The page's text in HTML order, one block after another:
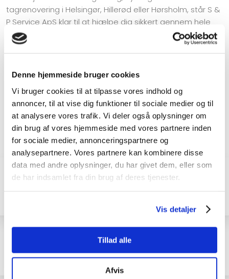
Denne hjemmeside bruger cookies
Vi bruger cookies til at tilpasse vores indhold og
annoncer, til at vise dig funktioner til sociale medier og til
at analysere vores trafik. Vi deler også oplysninger om
din brug af vores hjemmeside med vores partnere inden
for sociale medier, annonceringspartnere og
analysepartnere. Vores partnere kan kombinere disse
data med andre oplysninger, du har givet dem, eller som
de har indsamlet fra din brug af deres tjenester.
Vis detaljer
Tillad alle
Afvis
tagrenovering i Helsingør, Hillerød eller Hørsholm, står S &
P Service ApS klar til at hjælpe dig sikkert gennem hele
processen. Du får professionel rådgivning, solidt
håndværk og en løsning, der passer til din bolig.
Kontakt S & P Service ApS på telefon
vi en snak om dit projekt og udarbejder et uforpligtende
tilbud. Vi hjælper dig trygt videre med professionel
udskiftning af tag, nyt tag eller tagrenovering.